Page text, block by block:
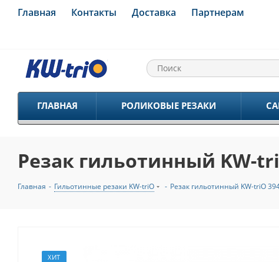
Главная Контакты Доставка Партнерам
ГЛАВНАЯ РОЛИКОВЫЕ РЕЗАКИ
Резак гильотинный KW-
Главная - Гильотинные резаки KW-triO - Резак гильотинный KW-triO
ХИТ